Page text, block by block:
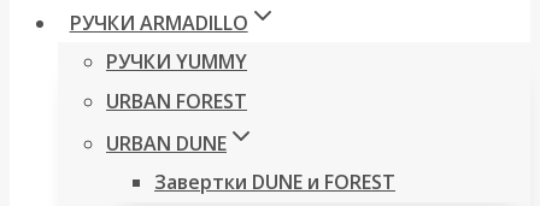
РУЧКИ ARMADILLO
РУЧКИ YUMMY
URBAN FOREST
URBAN DUNE
Завертки DUNE и FOREST